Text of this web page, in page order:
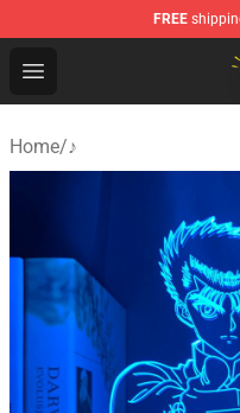
FREE
Open menu
Anime Lamp Shop -
Home/♪